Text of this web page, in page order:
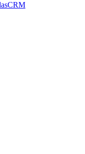
CRM